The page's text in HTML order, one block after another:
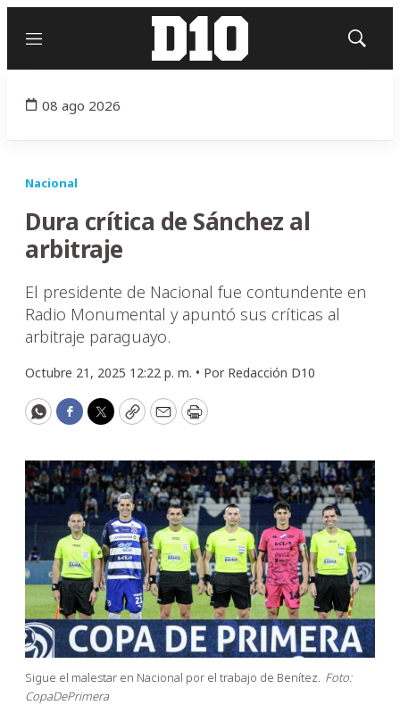
Menú
Mostrar
08 ago 2026
Nacional
Dura crítica de Sánchez al
arbitraje
El presidente de Nacional fue contundente en
Radio Monumental y apuntó sus críticas al
arbitraje paraguayo.
Octubre 21, 2025 12:22 p. m. • Por Redacción D10
WhatsApp
Facebook
Twitter
CopyEmailPrint
Sigue el malestar en Nacional por el trabajo de Benítez. Foto:
CopaDePrimera